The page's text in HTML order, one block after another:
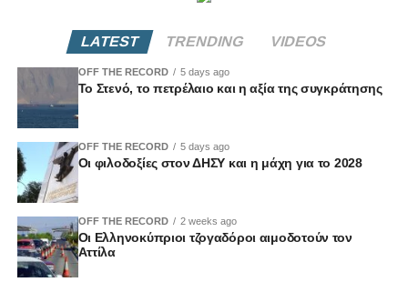
LATEST TRENDING VIDEOS
OFF THE RECORD 5 days ago
Το Στενό, το πετρέλαιο και η αξία της συγκράτησης
OFF THE RECORD 5 days ago
Οι φιλοδοξίες στον ΔΗΣΥ και η μάχη για το 2028
OFF THE RECORD 2 weeks ago
Οι Ελληνοκύπριοι τζογαδόροι αιμοδοτούν τον
Αττίλα